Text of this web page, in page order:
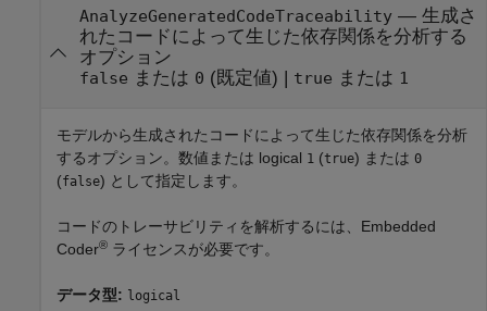
AnalyzeGeneratedCodeTraceability— 生成さ
れたコードによって生じた依存関係を分析する
オプション
false または 0 (既定値) | true または 1
モデルから生成されたコードによって生じた依存関係を分析
するオプション。数値または logical 1 (true) または 0
(false) として指定します。
コードのトレーサビリティを解析するには、Embedded
Coder® ライセンスが必要です。
データ型: logical